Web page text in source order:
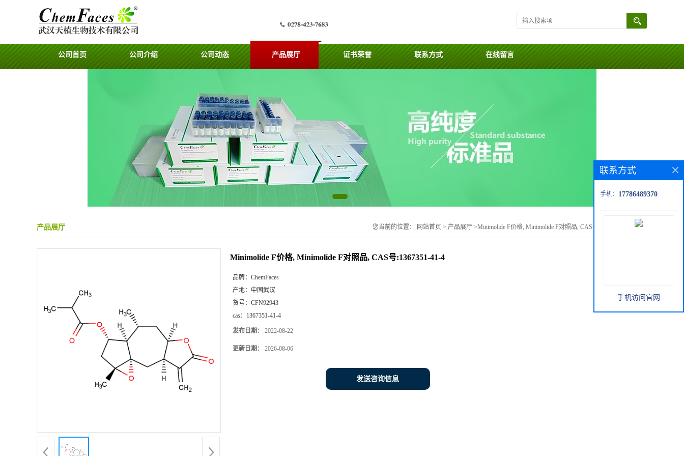
公司首页 公司介绍 公司动态 产品展厅 证书荣誉 联系方式 在线留言
产品展厅 您当前的位置： 网站首页 > 产品展厅 >Minimolide F价格, Minimolide F对照品, CAS号:1367351-41-4
Minimolide F价格, Minimolide F对照品, CAS号:1367351-41-4
品牌： ChemFaces
产地： 中国武汉
货号： CFN92943
cas： 1367351-41-4
发布日期： 2022-08-22
更新日期： 2026-08-06
发送咨询信息
联系方式
手机： 17786489370
手机访问官网